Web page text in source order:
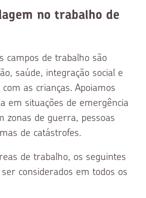
no trabalho de
campos de trabalho são
saúde, integração social e
as crianças. Apoiamos
em situações de emergência
zonas de guerra, pessoas
de catástrofes.
de trabalho, os seguintes
considerados em todos os